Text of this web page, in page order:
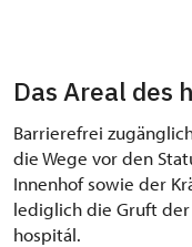
Das Areal des
Barrierefrei
die Wege vor den
Innenhof sowie der
lediglich die Gruft
hospitál.